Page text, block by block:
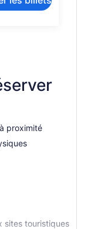
proximité
sites touristiques